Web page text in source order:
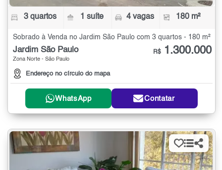
3 quartos 1 suíte 4 vagas 180 m²
Sobrado à Venda no Jardim São Paulo com 3 quartos - 180 m²
Jardim São Paulo
Zona Norte - São Paulo
Endereço no círculo do mapa
R$ 1.300.000
WhatsApp Contatar